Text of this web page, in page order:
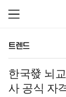
트렌드
한국發 뇌
사 공식 자